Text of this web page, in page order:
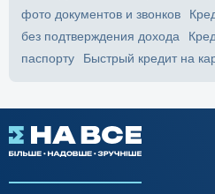
фото документов и звонков
без подтверждения дохода
паспорту
Быстрый кредит на